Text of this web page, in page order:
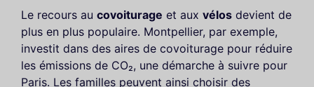
Le recours au covoiturage et aux vélos devient de
plus en plus populaire. Montpellier, par exemple,
investit dans des aires de covoiturage pour réduire
les émissions de CO₂, une démarche à suivre pour
Paris. Les familles peuvent ainsi choisir des